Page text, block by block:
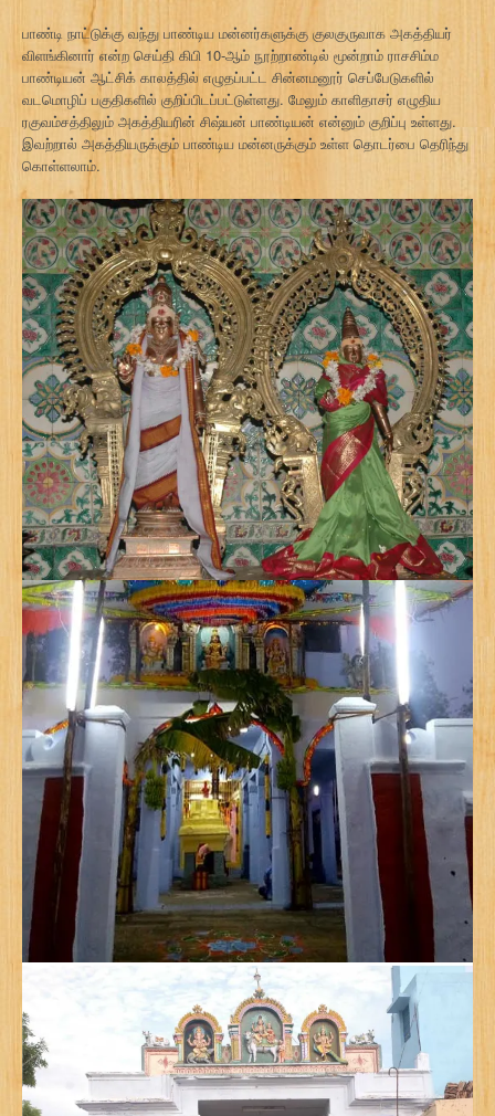
பாண்டி நாட்டுக்கு வந்து பாண்டிய மன்னர்களுக்கு குலகுருவாக அகத்தியர்
விளங்கினார் என்ற செய்தி கிபி 10-ஆம் நூற்றாண்டில் மூன்றாம் ராசசிம்ம
பாண்டியன் ஆட்சிக் காலத்தில் எழுதப்பட்ட சின்னமனூர் செப்பேடுகளில்
வடமொழிப் பகுதிகளில் குறிப்பிடப்பட்டுள்ளது. மேலும் காளிதாசர் எழுதிய
ரகுவம்சத்திலும் அகத்தியரின் சிஷ்யன் பாண்டியன் என்னும் குறிப்பு உள்ளது.
இவற்றால் அகத்தியருக்கும் பாண்டிய மன்னருக்கும் உள்ள தொடர்பை தெரிந்து
கொள்ளலாம்.